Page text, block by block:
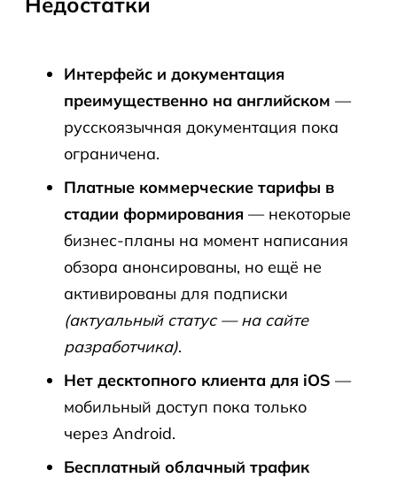
Интерфейс и документация
преимущественно на английском —
русскоязычная документация пока
ограничена.
Платные коммерческие тарифы в
стадии формирования — некоторые
бизнес-планы на момент написания
обзора анонсированы, но ещё не
активированы для подписки
(актуальный статус — на сайте
разработчика).
Нет десктопного клиента для iOS —
мобильный доступ пока только
через Android.
Бесплатный облачный трафик